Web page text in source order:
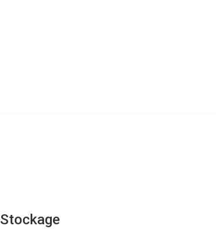
Stockage